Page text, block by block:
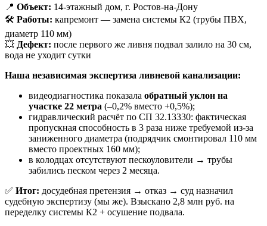
📍 Объект: 14-этажный дом, г. Ростов-на-Дону
🛠 Работы: капремонт — замена системы К2 (трубы ПВХ,
диаметр 110 мм)
💥 Дефект: после первого же ливня подвал залило на 30 см,
вода не уходит сутки
Наша независимая экспертиза ливневой канализации:
видеодиагностика показала обратный уклон на
участке 22 метра (–0,2% вместо +0,5%);
гидравлический расчёт по СП 32.13330: фактическая
пропускная способность в 3 раза ниже требуемой из-за
заниженного диаметра (подрядчик смонтировал 110 мм
вместо проектных 160 мм);
в колодцах отсутствуют пескоуловители → трубы
забились песком через 2 месяца.
✅ Итог: досудебная претензия → отказ → суд назначил
судебную экспертизу (мы же). Взыскано 2,8 млн руб. на
переделку системы К2 + осушение подвала.